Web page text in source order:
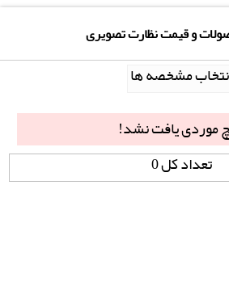
و قیمت نظارت تصویری
مشخصه ها
موردی یافت نشد!
تعداد کل 0